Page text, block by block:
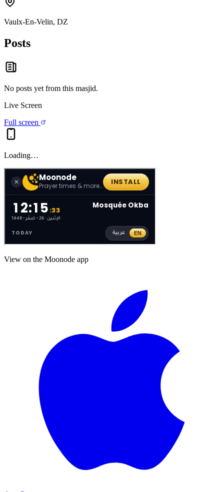
Vaulx-En-Velin, DZ
Posts
No posts yet from this masjid.
Live Screen
Full screen
Loading…
View on the Moonode app